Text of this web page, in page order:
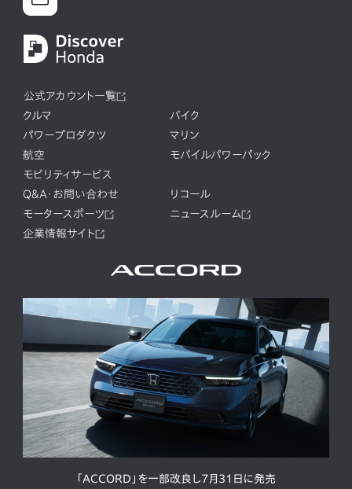
公式アカウント一覧
クルマ
バイク
パワープロダクツ
マリン
航空
モバイルパワーパック
モビリティサービス
Q&A・お問い合わせ
リコール
モータースポーツ
ニュースルーム
企業情報サイト
「ACCORD」を一部改良し7月31日に発売